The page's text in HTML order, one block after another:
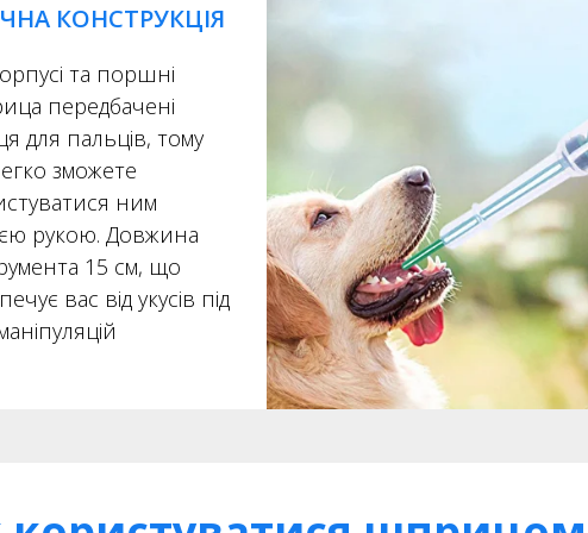
КОНСТРУКЦІЯ
та поршні
передбачені
для пальців, тому
зможете
ним
рукою. Довжина
15 см, що
вас від укусів під